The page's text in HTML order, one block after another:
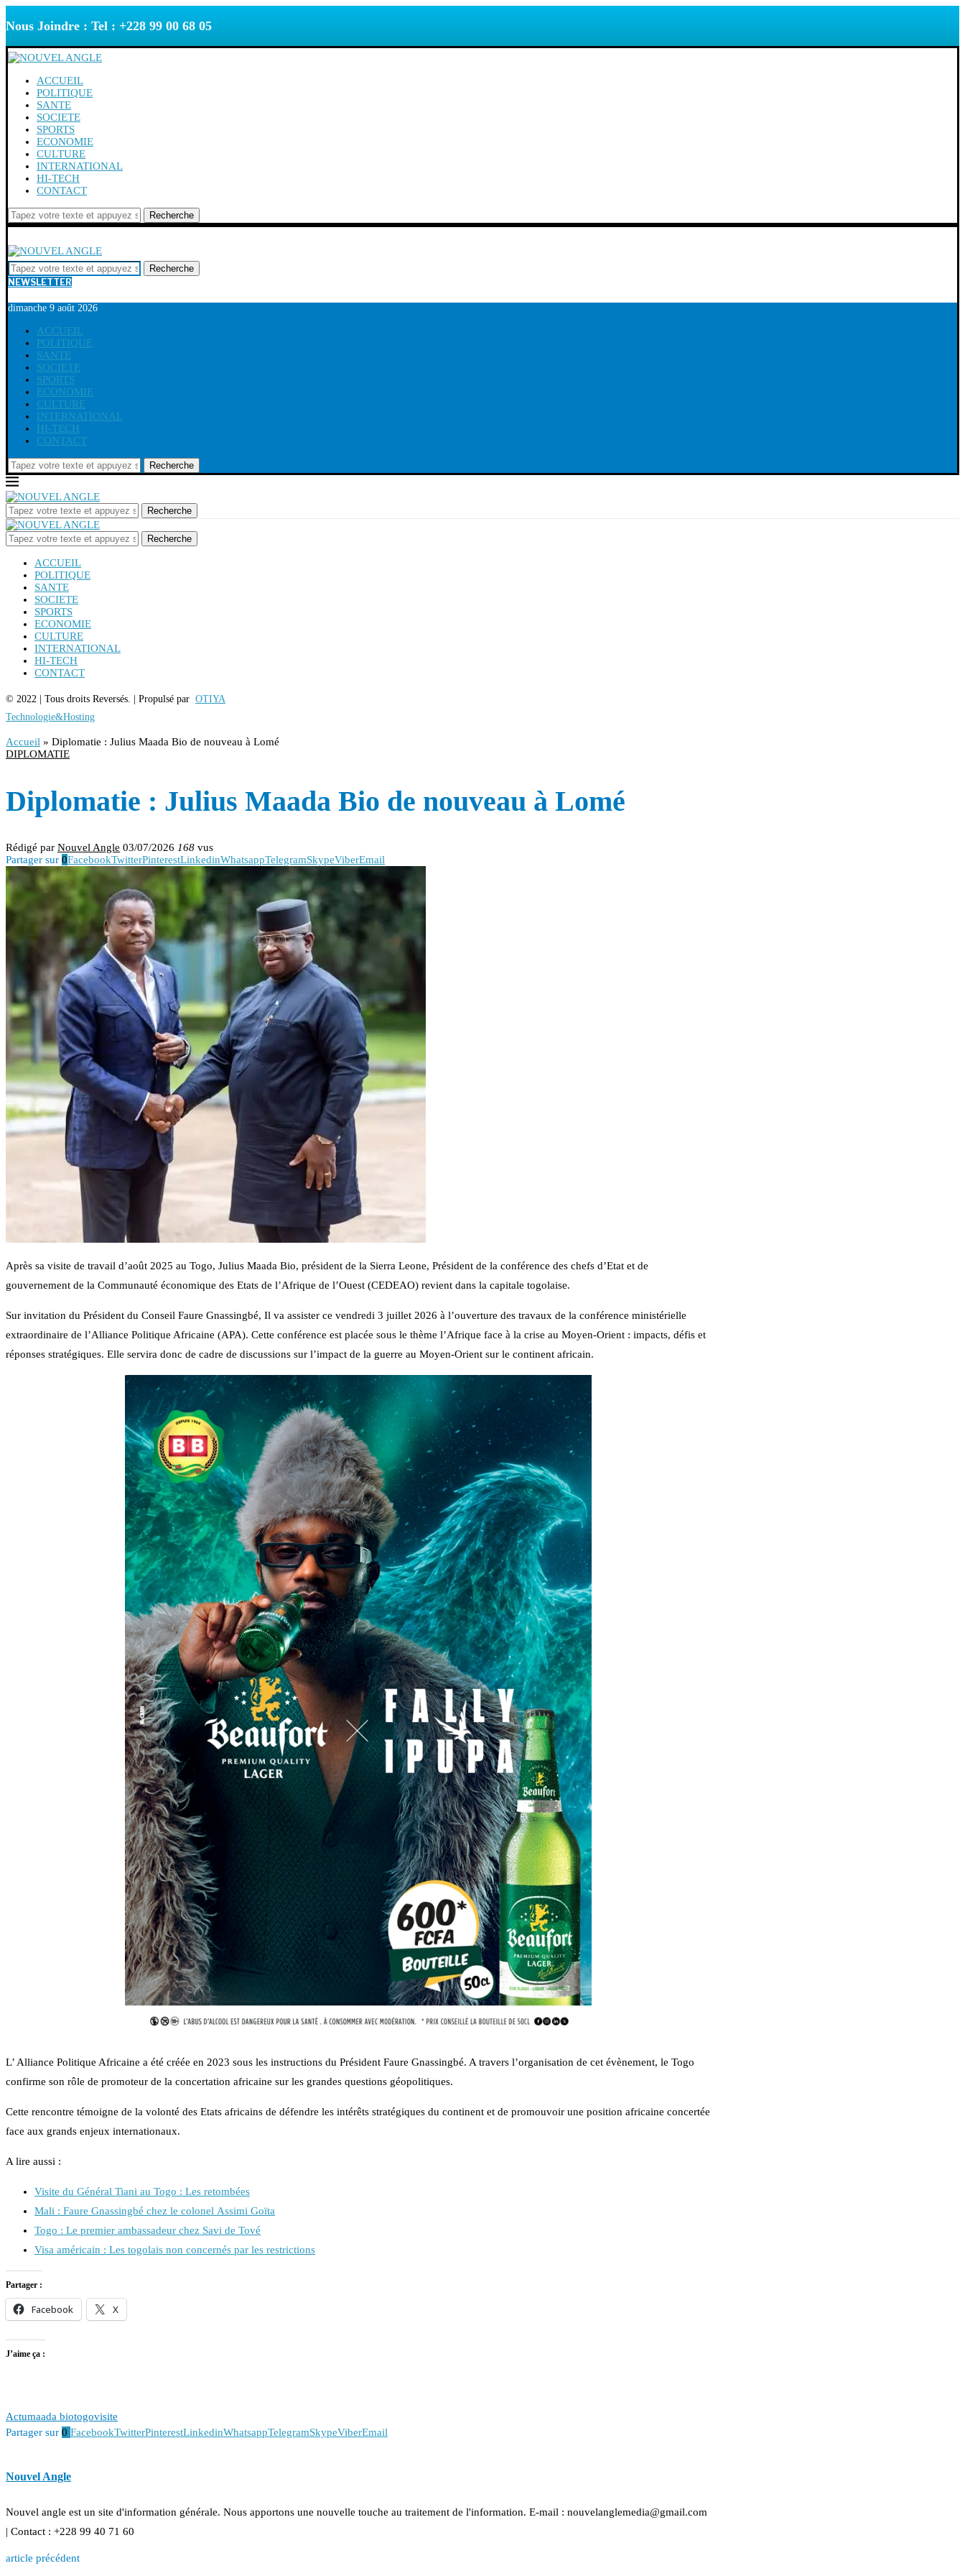
Nous Joindre : Tel : +228 99 00 68 05
ACCUEIL
POLITIQUE
SANTE
SOCIETE
SPORTS
ECONOMIE
CULTURE
INTERNATIONAL
HI-TECH
CONTACT
Recherche
Recherche
NEWSLETTER
dimanche 9 août 2026
ACCUEIL
POLITIQUE
SANTE
SOCIETE
SPORTS
ECONOMIE
CULTURE
INTERNATIONAL
HI-TECH
CONTACT
Recherche
Recherche
Recherche
ACCUEIL
POLITIQUE
SANTE
SOCIETE
SPORTS
ECONOMIE
CULTURE
INTERNATIONAL
HI-TECH
CONTACT
© 2022 | Tous droits Reversés. | Propulsé par OTIYA
Technologie&Hosting
Accueil » Diplomatie : Julius Maada Bio de nouveau à Lomé
DIPLOMATIE
Diplomatie : Julius Maada Bio de nouveau à Lomé
Rédigé par Nouvel Angle 03/07/2026 168 vus
Partager sur 0FacebookTwitterPinterestLinkedinWhatsappTelegramSkypeViberEmail
Après sa visite de travail d’août 2025 au Togo, Julius Maada Bio, président de la Sierra Leone, Président de la conférence des chefs d’Etat et de
gouvernement de la Communauté économique des Etats de l’Afrique de l’Ouest (CEDEAO) revient dans la capitale togolaise.
Sur invitation du Président du Conseil Faure Gnassingbé, Il va assister ce vendredi 3 juillet 2026 à l’ouverture des travaux de la conférence ministérielle
extraordinaire de l’Alliance Politique Africaine (APA). Cette conférence est placée sous le thème l’Afrique face à la crise au Moyen-Orient : impacts, défis et
réponses stratégiques. Elle servira donc de cadre de discussions sur l’impact de la guerre au Moyen-Orient sur le continent africain.
L’ Alliance Politique Africaine a été créée en 2023 sous les instructions du Président Faure Gnassingbé. A travers l’organisation de cet évènement, le Togo
confirme son rôle de promoteur de la concertation africaine sur les grandes questions géopolitiques.
Cette rencontre témoigne de la volonté des Etats africains de défendre les intérêts stratégiques du continent et de promouvoir une position africaine concertée
face aux grands enjeux internationaux.
A lire aussi :
Visite du Général Tiani au Togo : Les retombées
Mali : Faure Gnassingbé chez le colonel Assimi Goïta
Togo : Le premier ambassadeur chez Savi de Tové
Visa américain : Les togolais non concernés par les restrictions
Partager :
Facebook X
J’aime ça :
Actumaada biotogovisite
Partager sur 0 FacebookTwitterPinterestLinkedinWhatsappTelegramSkypeViberEmail
Nouvel Angle
Nouvel angle est un site d'information générale. Nous apportons une nouvelle touche au traitement de l'information. E-mail : nouvelanglemedia@gmail.com
| Contact : +228 99 40 71 60
article précédent